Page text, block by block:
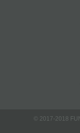
© 2017-2018